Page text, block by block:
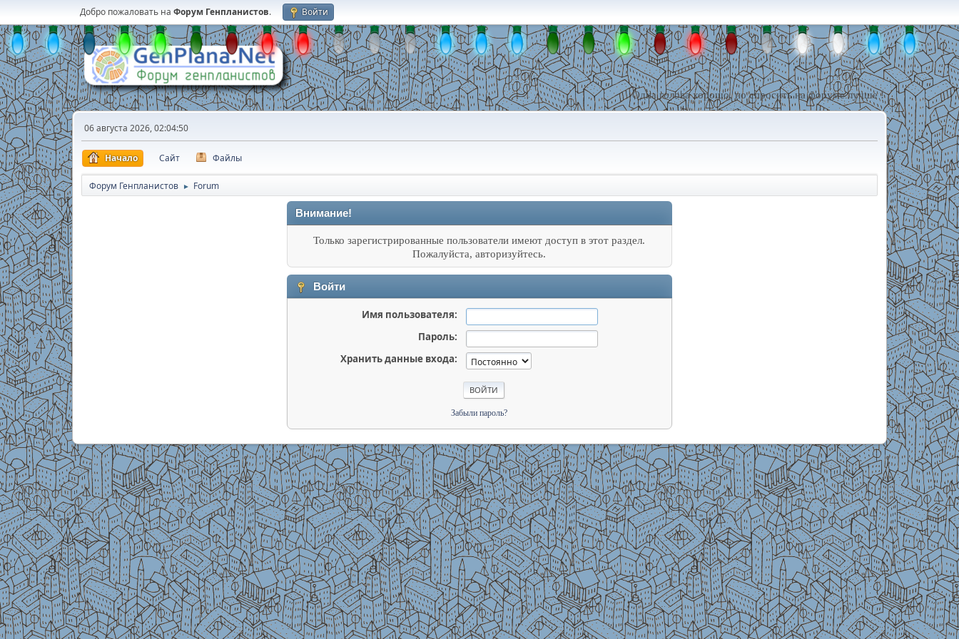
Добро пожаловать на Форум Генпланистов. Войти
Одна голова хорошо, но спросить на форуме лучше !
06 августа 2026, 02:04:50
Начало Сайт Файлы
Форум Генпланистов ► Forum
Внимание!
Только зарегистрированные пользователи имеют доступ в этот раздел.
Пожалуйста, авторизуйтесь.
Войти
Имя пользователя:
Пароль:
Хранить данные входа:
Забыли пароль?